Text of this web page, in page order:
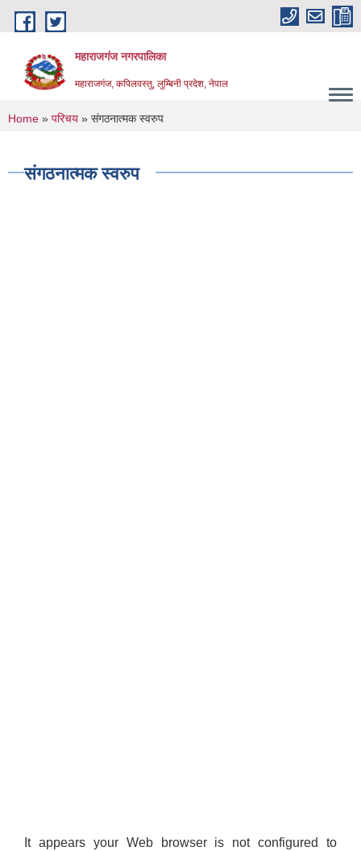
Skip to main content
महाराजगंज नगरपालिका
महाराजगंज, कपिलवस्तु, लुम्बिनी प्रदेश, नेपाल
You are here
Home » परिचय » संगठनात्मक स्वरुप
संगठनात्मक स्वरुप
It appears your Web browser is not configured to